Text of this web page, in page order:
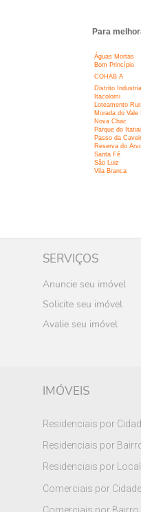
Para
Águas Mortas
Bom Princípio
COHAB A
Distrito Industrial
Itacolomi
Loteamento
Morada do Vale II
Nova Chac
Parque do
Passo da
Reserva do
Santa Fé
São Luiz
Vila Branca
SERVIÇOS
Anuncie seu imóvel
Solicite seu imóvel
Avalie seu imóvel
IMÓVEIS
Residenciais por
Residenciais por
Residenciais por Local
Comerciais por Cidade